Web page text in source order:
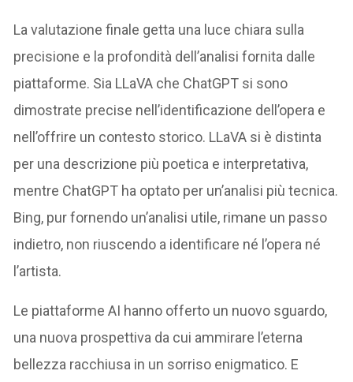
La valutazione finale getta una luce chiara sulla
precisione e la profondità dell’analisi fornita dalle
piattaforme. Sia LLaVA che ChatGPT si sono
dimostrate precise nell’identificazione dell’opera e
nell’offrire un contesto storico. LLaVA si è distinta
per una descrizione più poetica e interpretativa,
mentre ChatGPT ha optato per un’analisi più tecnica.
Bing, pur fornendo un’analisi utile, rimane un passo
indietro, non riuscendo a identificare né l’opera né
l’artista.
Le piattaforme AI hanno offerto un nuovo sguardo,
una nuova prospettiva da cui ammirare l’eterna
bellezza racchiusa in un sorriso enigmatico. E